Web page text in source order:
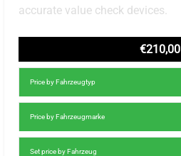
accurate value check devices.
€210,00
Price by Fahrzeugtyp
Price by Fahrzeugmarke
Set price by Fahrzeug